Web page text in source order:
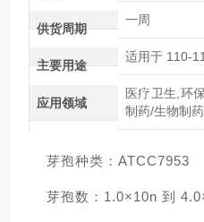
供货周期
一周
主要用途
适用于 110-
应用领域
医疗卫生,环
制药/生物制药
芽孢种类：ATCC7953
芽孢数：1.0×10n 到